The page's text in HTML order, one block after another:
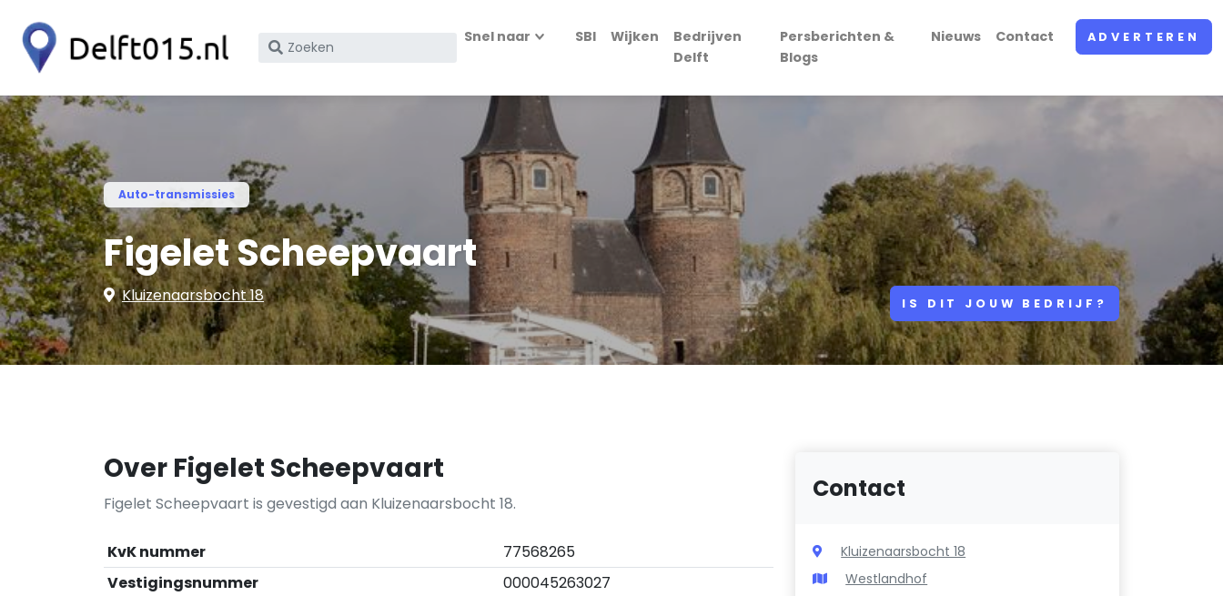
Zoek
bedrijfsnaam
nummer
Snel naar SBI Wijken
Bedrijven
Delft
Persberichten &
Blogs
Nieuws Contact ADVERTEREN
Auto-transmissies
Figelet Scheepvaart
Kluizenaarsbocht 18 IS DIT JOUW BEDRIJF?
Over Figelet Scheepvaart
Figelet Scheepvaart is gevestigd aan Kluizenaarsbocht 18.
KvK nummer
77568265
Vestigingsnummer
000045263027
Contact
Kluizenaarsbocht 18
Westlandhof